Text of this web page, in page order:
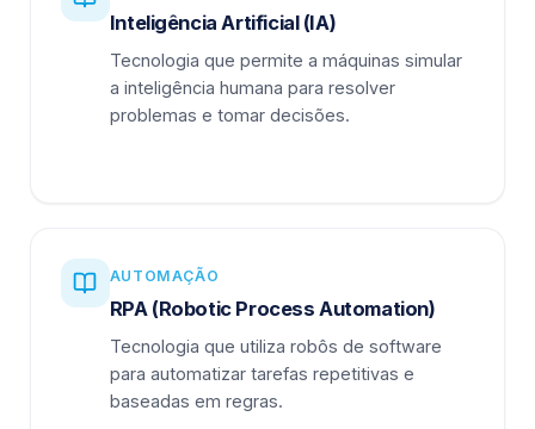
Inteligência Artificial (IA)
Tecnologia que permite a máquinas simular
a inteligência humana para resolver
problemas e tomar decisões.
AUTOMAÇÃO
RPA (Robotic Process Automation)
Tecnologia que utiliza robôs de software
para automatizar tarefas repetitivas e
baseadas em regras.